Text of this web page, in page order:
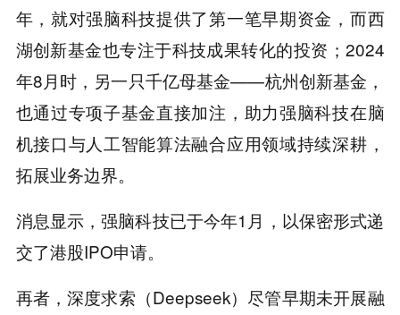
年，就对强脑科技提供了第一笔早期资金，而西
湖创新基金也专注于科技成果转化的投资；2024
年8月时，另一只千亿母基金——杭州创新基金，
也通过专项子基金直接加注，助力强脑科技在脑
机接口与人工智能算法融合应用领域持续深耕，
拓展业务边界。
消息显示，强脑科技已于今年1月，以保密形式递
交了港股IPO申请。
再者，深度求索（Deepseek）尽管早期未开展融